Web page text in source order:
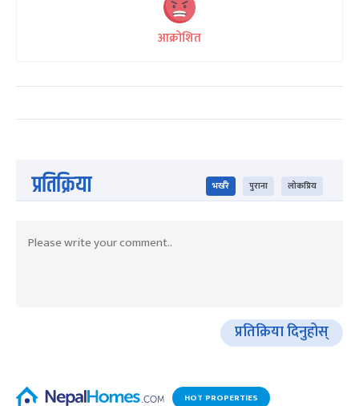
आक्रोशित
प्रतिक्रिया भर्खरै पुराना लोकप्रिय
प्रतिक्रिया दिनुहोस्
HOT PROPERTIES